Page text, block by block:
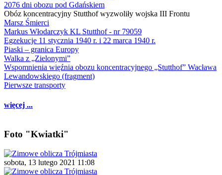
2076 dni obozu pod Gdańskiem
Obóz koncentracyjny Stutthof wyzwoliły wojska III Frontu
Marsz Śmierci
Markus Włodarczyk KL Stutthof - nr 79059
Egzekucje 11 stycznia 1940 r. i 22 marca 1940 r.
Piaski – granica Europy
Walka z „Zielonymi”
Wspomnienia więźnia obozu koncentracyjnego „Stutthof” Wacława
Lewandowskiego (fragment)
Pierwsze transporty
więcej ...
Foto "Kwiatki"
sobota, 13 lutego 2021 11:08